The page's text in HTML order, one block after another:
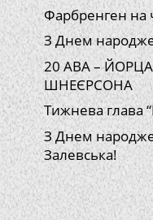
Фарбренген на
З Днем
20 АВА –
ШНЕЄРСОНА
Тижнева глава
З Днем
Залевська!